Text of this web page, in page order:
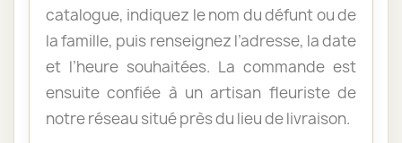
catalogue, indiquez le nom du défunt ou de
la famille, puis renseignez l’adresse, la date
et l’heure souhaitées. La commande est
ensuite confiée à un artisan fleuriste de
notre réseau situé près du lieu de livraison.